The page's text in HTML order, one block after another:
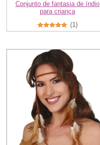
Conjunto de fantasia de índio
para criança
(1)